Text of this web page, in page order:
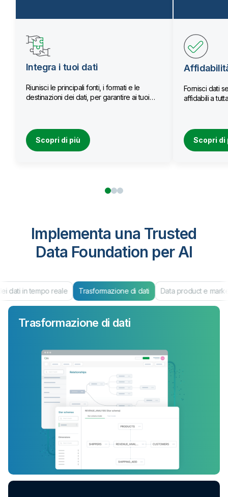
Integra i tuoi dati
Riunisci le principali fonti, i formati e le
destinazioni dei dati, per garantire ai tuoi
Scopri di più
Fornisci dati
affidabili a
Scopri di
Implementa una Trusted
Data Foundation per AI
dati in tempo reale Trasformazione di dati Data product e
Trasformazione di dati